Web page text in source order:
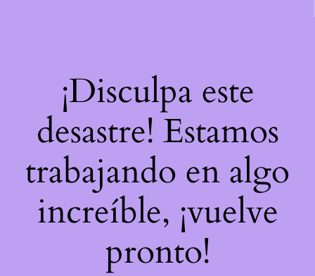
¡Disculpa este
desastre! Estamos
trabajando en algo
increíble, ¡vuelve
pronto!